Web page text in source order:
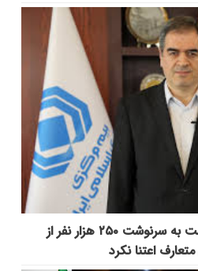
نمی‌توان نسبت به سرنوشت ۲۵۰ هزار نفر از
اعتنا نکرد